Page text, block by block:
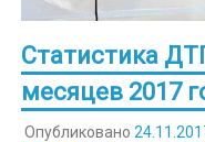
Статистика
месяцев 2017
Опубликовано